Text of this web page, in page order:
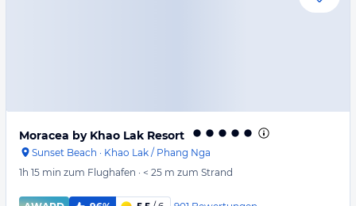
Moracea by Khao Lak Resort
Sunset Beach · Khao Lak / Phang Nga
1h 15 min zum Flughafen · < 25 m zum Strand